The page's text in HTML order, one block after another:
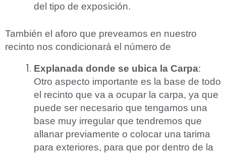
del tipo de exposición.
También el aforo que preveamos en nuestro
recinto nos condicionará el número de
Explanada donde se ubica la Carpa:
Otro aspecto importante es la base de todo
el recinto que va a ocupar la carpa, ya que
puede ser necesario que tengamos una
base muy irregular que tendremos que
allanar previamente o colocar una tarima
para exteriores, para que por dentro de la